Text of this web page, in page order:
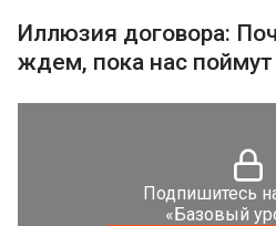
Иллюзия договора:
ждем, пока нас поймут
Подпишитесь
«Базовый